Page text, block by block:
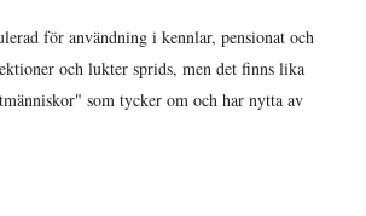
för användning i kennlar, pensionat och
och lukter sprids, men det finns lika
som tycker om och har nytta av